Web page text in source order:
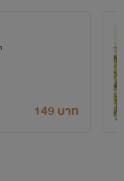
149 บาท